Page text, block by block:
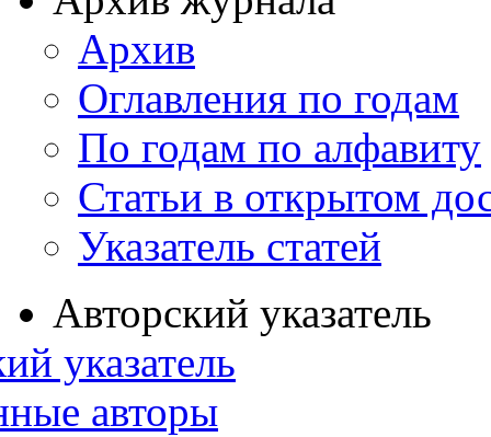
Архив
Оглавления по годам
По годам по алфавиту
Статьи в открытом
Указатель статей
Авторский указатель
указатель
авторы